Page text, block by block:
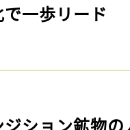
一歩リード
ジション鉱物